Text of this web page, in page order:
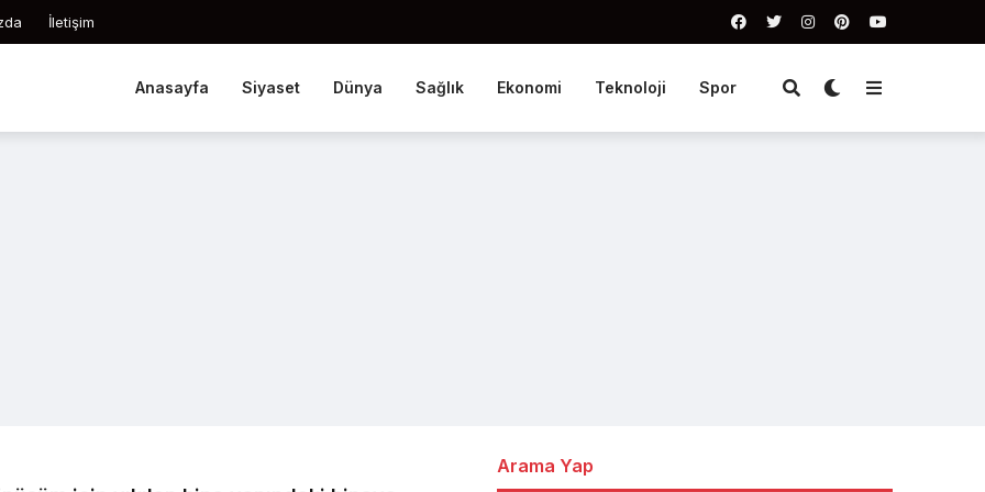
İletişim
Anasayfa Siyaset Dünya Sağlık Ekonomi Teknoloji Spor
Arama Yap